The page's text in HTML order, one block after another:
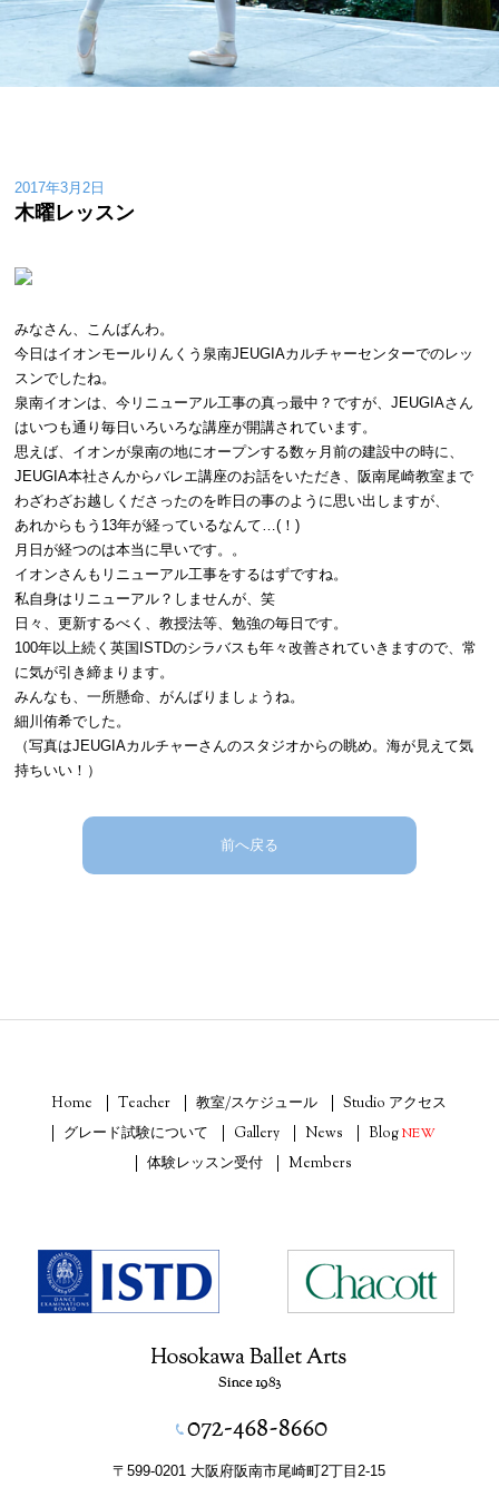
2017年3月2日
木曜レッスン
みなさん、こんばんわ。
今日はイオンモールりんくう泉南JEUGIAカルチャーセンターでのレッ
スンでしたね。
泉南イオンは、今リニューアル工事の真っ最中？ですが、JEUGIAさん
はいつも通り毎日いろいろな講座が開講されています。
思えば、イオンが泉南の地にオープンする数ヶ月前の建設中の時に、
JEUGIA本社さんからバレエ講座のお話をいただき、阪南尾崎教室まで
わざわざお越しくださったのを昨日の事のように思い出しますが、
あれからもう13年が経っているなんて…(！)
月日が経つのは本当に早いです。。
イオンさんもリニューアル工事をするはずですね。
私自身はリニューアル？しませんが、笑
日々、更新するべく、教授法等、勉強の毎日です。
100年以上続く英国ISTDのシラバスも年々改善されていきますので、常
に気が引き締まります。
みんなも、一所懸命、がんばりましょうね。
細川侑希でした。
（写真はJEUGIAカルチャーさんのスタジオからの眺め。海が見えて気
持ちいい！）
前へ戻る
Home Teacher 教室/スケジュール
Studio アクセス
グレード試験について
Gallery News BlogNEW
体験レッスン受付
Members
〒599-0201 大阪府阪南市尾崎町2丁目2-15